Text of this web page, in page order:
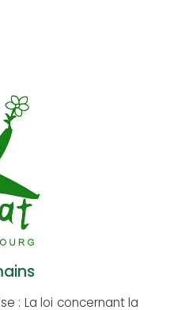
: La loi concernant la